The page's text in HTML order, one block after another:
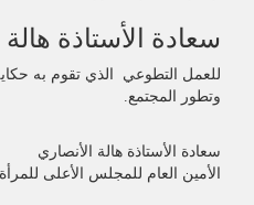
سعادة الأستاذة
للعمل التطوعي الذي تقوم به
وتطور المجتمع.
سعادة الأستاذة هالة الأنصاري
الأمين العام للمجلس الأعلى للمرأة